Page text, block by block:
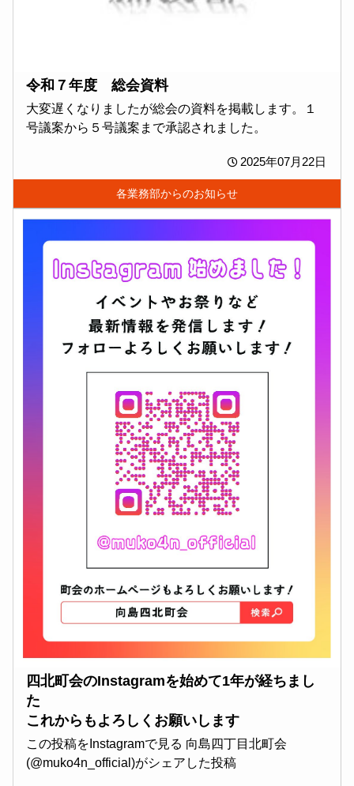
各業務部からのお知らせ
令和７年度 総会資料
大変遅くなりましたが総会の資料を掲載します。１
号議案から５号議案まで承認されました。
2025年07月22日
四北町会のInstagramを始めて1年が経ちまし
た
これからもよろしくお願いします
この投稿をInstagramで見る 向島四丁目北町会
(@muko4n_official)がシェアした投稿